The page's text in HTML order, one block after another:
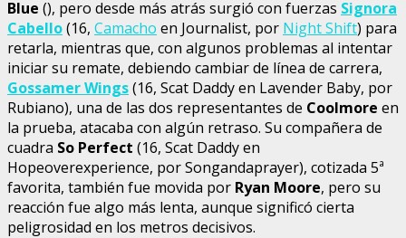
Blue (), pero desde más atrás surgió con fuerzas Signora
Cabello(16, Camacho en Journalist, por Night Shift) para
retarla, mientras que, con algunos problemas al intentar
iniciar su remate, debiendo cambiar de línea de carrera,
Gossamer Wings(16, Scat Daddy en Lavender Baby, por
Rubiano), una de las dos representantes de Coolmore en
la prueba, atacaba con algún retraso. Su compañera de
cuadra So Perfect (16, Scat Daddy en
Hopeoverexperience, por Songandaprayer), cotizada 5ª
favorita, también fue movida por Ryan Moore, pero su
reacción fue algo más lenta, aunque significó cierta
peligrosidad en los metros decisivos.